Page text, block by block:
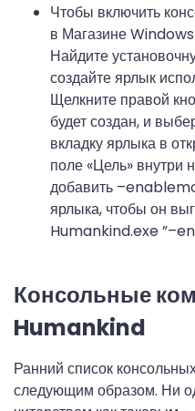
Чтобы включить
в Магазине
Найдите
создайте ярлык
Щелкните правой
будет создан, и
вкладку ярлыка в
поле «Цель» внутри
добавить
ярлыка, чтобы он
Humankind.exe
Консольные
Humankind
Ранний список
следующим образом. Ни